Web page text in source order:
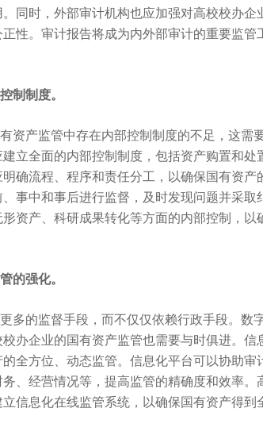
同时，外部审计机构也应加强对高校校办企
正性。审计报告将成为内外部审计的重要监管
制制度。
资产监管中存在内部控制制度的不足，这需
立全面的内部控制制度，包括资产购置和处
确流程、程序和责任分工，以确保国有资产
事中和事后进行监督，及时发现问题并采取
资产、科研成果转化等方面的内部控制，以
的强化。
多的监督手段，而不仅仅依赖行政手段。数
办企业的国有资产监管也需要与时俱进。信
全方位、动态监管。信息化平台可以协助审
、经营情况等，提高监管的精确度和效率。
信息化在线监管系统，以确保国有资产得到